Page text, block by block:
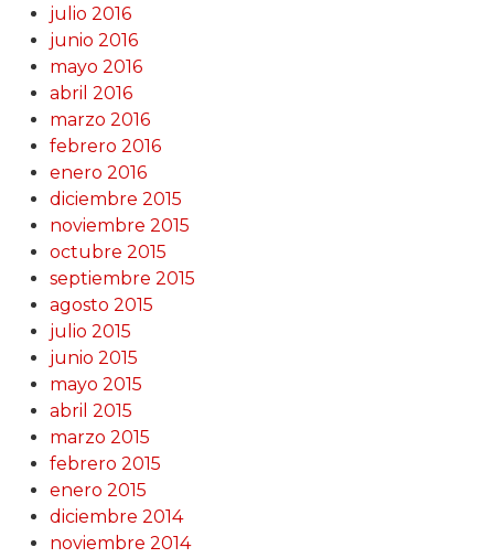
julio 2016
junio 2016
mayo 2016
abril 2016
marzo 2016
febrero 2016
enero 2016
diciembre 2015
noviembre 2015
octubre 2015
septiembre 2015
agosto 2015
julio 2015
junio 2015
mayo 2015
abril 2015
marzo 2015
febrero 2015
enero 2015
diciembre 2014
noviembre 2014